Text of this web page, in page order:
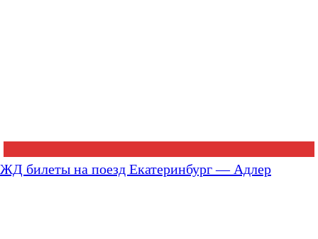
ЖД билеты на поезд Екатеринбург — Адлер